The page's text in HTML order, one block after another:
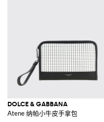
DOLCE & GABBANA
Atene 纳帕小牛皮手拿包